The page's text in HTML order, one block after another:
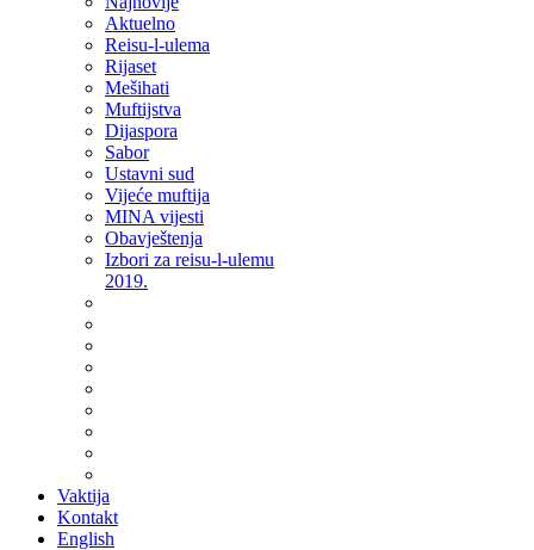
Aktuelno
Reisu-l-ulema
Rijaset
Mešihati
Muftijstva
Dijaspora
Sabor
Ustavni sud
Vijeće muftija
MINA vijesti
Obavještenja
Izbori za reisu-l-ulemu
2019.
Vaktija
Kontakt
English